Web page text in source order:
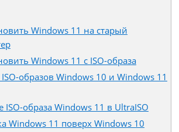
Windows 11 на старый
Windows 11 с ISO-образа
ISO-образов Windows 10 и Windows 11
ISO-образа Windows 11 в UltraISO
Windows 11 поверх Windows 10